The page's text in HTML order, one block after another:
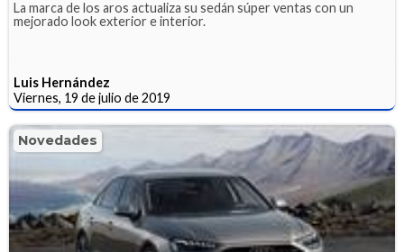
La marca de los aros actualiza su sedán súper ventas con un
mejorado look exterior e interior.
Luis Hernández
Viernes, 19 de julio de 2019
Novedades